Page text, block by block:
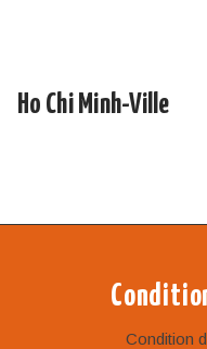
Ho Chi Minh-Ville
Condition